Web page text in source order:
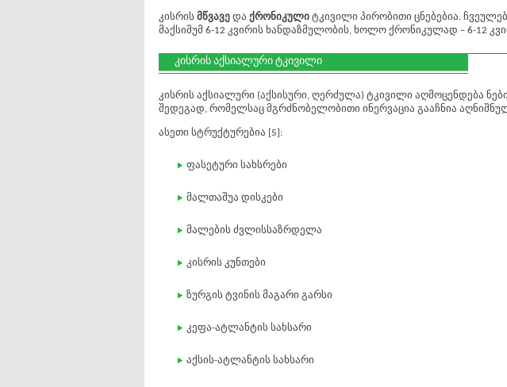
კისრის მწვავე და ქრონიკული ტკივილი პირობითი ცნებებია.
მაქსიმუმ 6-12 კვირის ხანდაზმულობის, ხოლო ქრონიკულად – 6-12
კისრის აქსიალური ტკივილი
კისრის აქსიალური (აქსისური, ღერძულა) ტკივილი აღმოცენდება
შედეგად, რომელსაც მგრძნობელობითი ინერვაცია გააჩნია
ასეთი სტრუქტურებია [5]:
ფასეტური სახსრები
მალთაშუა დისკები
მალების ძვლისსაზრდელა
კისრის კუნთები
ზურგის ტვინის მაგარი გარსი
კეფა-ატლანტის სახსარი
აქსის-ატლანტის სახსარი